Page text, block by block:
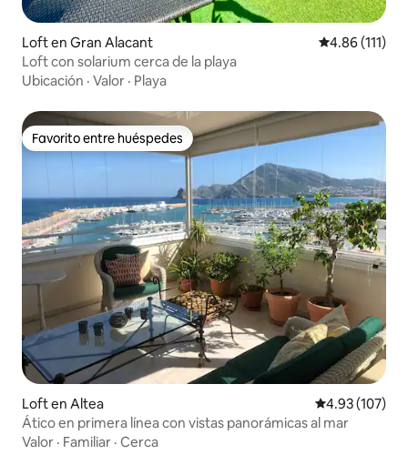
Loft en Gran Alacant Calificación
4.86 (111)
Loft con solarium cerca de la playa
Ubicación · Valor · Playa
Favorito entre huéspedes
Favorito entre huéspedes
Loft en Altea Calificación
4.93 (107)
Ático en primera línea con vistas panorámicas al mar
Valor · Familiar · Cerca